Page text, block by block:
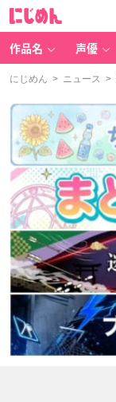
作品名 声優
にじめん > ニュース >